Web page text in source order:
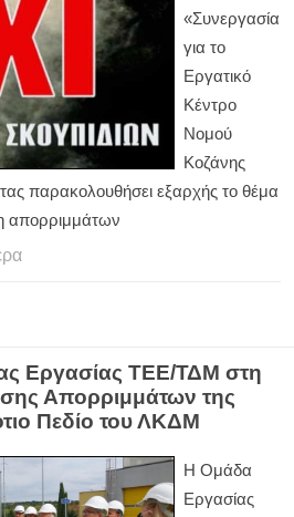
«Συνεργασία
για το
Εργατικό
Κέντρο
Νομού
Κοζάνης
παρακολουθήσει εξαρχής το θέμα
απορριμμάτων
Εργασίας ΤΕΕ/ΤΔΜ στη
Απορριμμάτων της
Πεδίο του ΛΚΔΜ
Η Ομάδα
Εργασίας